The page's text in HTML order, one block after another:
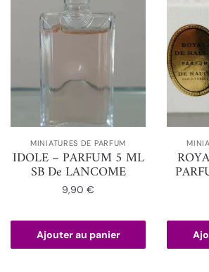
MINIATURES DE PARFUM
IDOLE – PARFUM 5 ML
SB De LANCOME
9,90€
Ajouter au panier